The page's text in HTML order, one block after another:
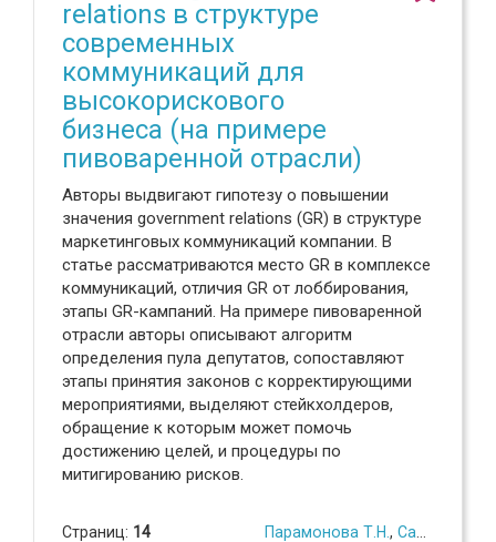
relations в структуре
современных
коммуникаций для
высокорискового
бизнеса (на примере
пивоваренной отрасли)
Авторы выдвигают гипотезу о повышении
значения government relations (GR) в структуре
маркетинговых коммуникаций компании. В
статье рассматриваются место GR в комплексе
коммуникаций, отличия GR от лоббирования,
этапы GR-кампаний. На примере пивоваренной
отрасли авторы описывают алгоритм
определения пула депутатов, сопоставляют
этапы принятия законов с корректирующими
мероприятиями, выделяют стейкхолдеров,
обращение к которым может помочь
достижению целей, и процедуры по
митигированию рисков.
Страниц: 14
Парамонова Т.Н. , Савидов М.А.